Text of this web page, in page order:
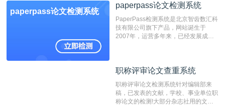
非。其次，相对于知网而言，万方检测
重的推荐系统。
paperpass论文检测系统
paperpass论文检测系统
PaperPass检测系统是北京智齿数汇科
技有限公司旗下产品，网站诞生于
2007年，运营多年来，已经发展成为
检测速度快、精度高，市场反映良好。
职称评审论文查重系统
职称评审论文检测系统针对编辑部来
稿，已发表的文献，学校、事业单位职
称论文的检测!大部分杂志社用的文献